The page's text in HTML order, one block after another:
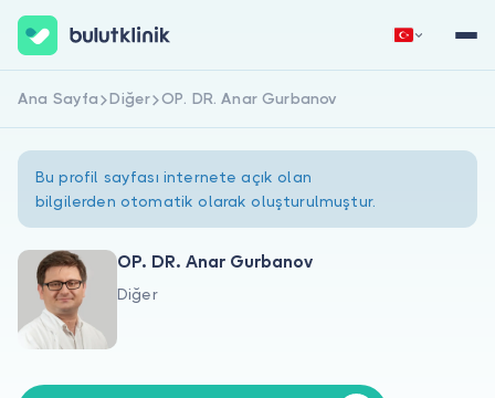
Hakkımızda
Hemen Kaydol Giriş Yap
Ana Sayfa Diğer OP. DR. Anar Gurbanov
Bu profil sayfası internete açık olan
bilgilerden otomatik olarak oluşturulmuştur.
OP. DR. Anar Gurbanov
Diğer